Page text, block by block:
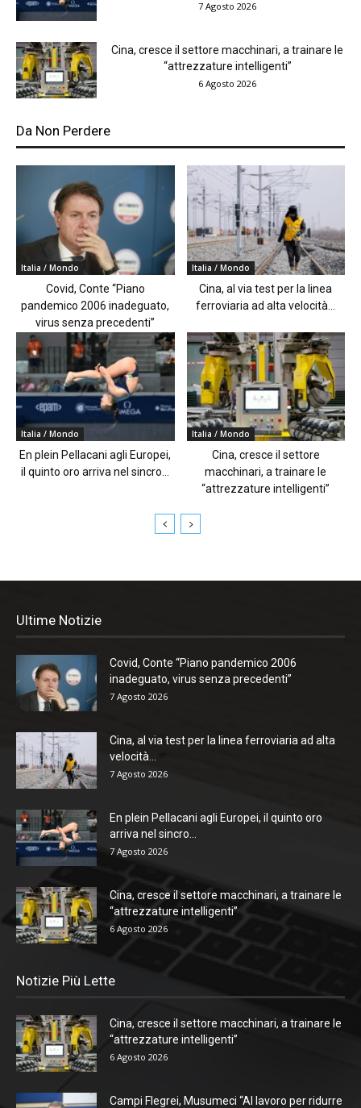
7 Agosto 2026
Cina, cresce il settore macchinari, a trainare le
“attrezzature intelligenti”
6 Agosto 2026
Da Non Perdere
Italia / Mondo
Covid, Conte “Piano
pandemico 2006 inadeguato,
virus senza precedenti”
Italia / Mondo
Cina, al via test per la linea
ferroviaria ad alta velocità...
Italia / Mondo
En plein Pellacani agli Europei,
il quinto oro arriva nel sincro...
Italia / Mondo
Cina, cresce il settore
macchinari, a trainare le
“attrezzature intelligenti”
Ultime Notizie
Covid, Conte “Piano pandemico 2006
inadeguato, virus senza precedenti”
7 Agosto 2026
Cina, al via test per la linea ferroviaria ad alta
velocità...
7 Agosto 2026
En plein Pellacani agli Europei, il quinto oro
arriva nel sincro...
7 Agosto 2026
Cina, cresce il settore macchinari, a trainare le
“attrezzature intelligenti”
6 Agosto 2026
Notizie Più Lette
Cina, cresce il settore macchinari, a trainare le
“attrezzature intelligenti”
6 Agosto 2026
Campi Flegrei, Musumeci “Al lavoro per ridurre